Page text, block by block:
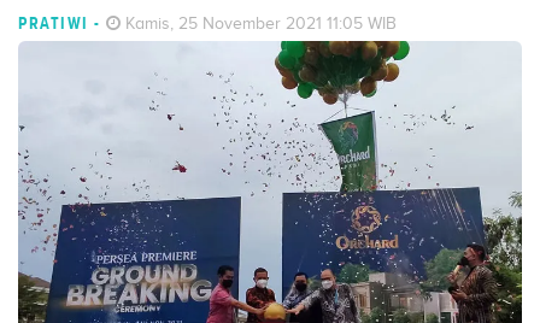
PRATIWI - Kamis, 25 November 2021 11:05 WIB